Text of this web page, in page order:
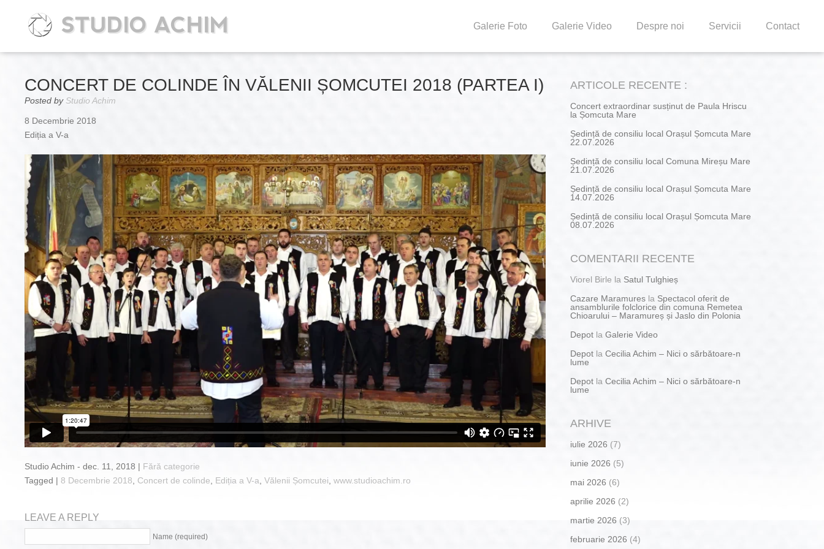
STUDIO ACHIM Galerie Foto Galerie Video Despre noi Servicii Contact
CONCERT DE COLINDE ÎN VĂLENII ȘOMCUTEI 2018 (PARTEA I)
Posted byStudio Achim
8 Decembrie 2018
Ediția a V-a
Studio Achim - dec. 11, 2018 | Fără categorie
Tagged | 8 Decembrie 2018 Concert de colinde Ediția a V-a Vălenii Șomcutei www.studioachim.ro
LEAVE A REPLY
Name (required)
ARTICOLE RECENTE :
Concert extraordinar susținut de Paula Hriscu
la Șomcuta Mare
Ședință de consiliu local Orașul Șomcuta Mare
22.07.2026
Ședință de consiliu local Comuna Mireșu Mare
21.07.2026
Ședință de consiliu local Orașul Șomcuta Mare
14.07.2026
Ședință de consiliu local Orașul Șomcuta Mare
08.07.2026
COMENTARII RECENTE
Viorel Birle la Satul Tulghieș
Cazare Maramures la Spectacol oferit de
ansamblurile folclorice din comuna Remetea
Chioarului – Maramureș și Jaslo din Polonia
Depot la Galerie Video
Depot la Cecilia Achim – Nici o sărbătoare-n
lume
Depot la Cecilia Achim – Nici o sărbătoare-n
lume
ARHIVE
iulie 2026 (7)
iunie 2026 (5)
mai 2026 (6)
aprilie 2026 (2)
martie 2026 (3)
februarie 2026 (4)